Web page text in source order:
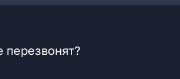
перезвонят?